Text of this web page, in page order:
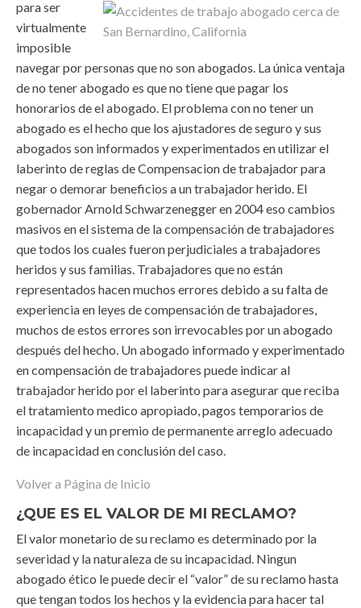
para ser
virtualmente
imposible
navegar por personas que no son abogados. La única ventaja
de no tener abogado es que no tiene que pagar los
honorarios de el abogado. El problema con no tener un
abogado es el hecho que los ajustadores de seguro y sus
abogados son informados y experimentados en utilizar el
laberinto de reglas de Compensacion de trabajador para
negar o demorar beneficios a un trabajador herido. El
gobernador Arnold Schwarzenegger en 2004 eso cambios
masivos en el sistema de la compensación de trabajadores
que todos los cuales fueron perjudiciales a trabajadores
heridos y sus familias. Trabajadores que no están
representados hacen muchos errores debido a su falta de
experiencia en leyes de compensación de trabajadores,
muchos de estos errores son irrevocables por un abogado
después del hecho. Un abogado informado y experimentado
en compensación de trabajadores puede indicar al
trabajador herido por el laberinto para asegurar que reciba
el tratamiento medico apropiado, pagos temporarios de
incapacidad y un premio de permanente arreglo adecuado
de incapacidad en conclusión del caso.
Volver a Página de Inicio
¿QUE ES EL VALOR DE MI RECLAMO?
El valor monetario de su reclamo es determinado por la
severidad y la naturaleza de su incapacidad. Ningun
abogado ético le puede decir el “valor” de su reclamo hasta
que tengan todos los hechos y la evidencia para hacer tal